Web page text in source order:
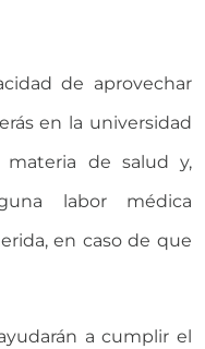
de aprovechar
en la universidad
materia de salud y,
labor médica
en caso de que
a cumplir el